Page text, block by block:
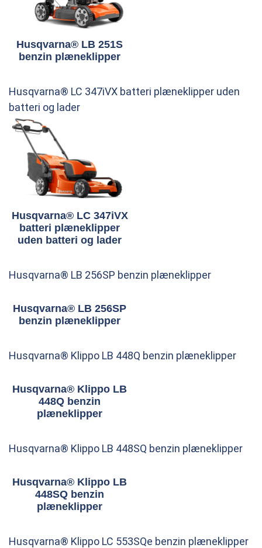
Husqvarna® LB 251S
benzin plæneklipper
Husqvarna® LC 347iVX batteri plæneklipper uden
batteri og lader
Husqvarna® LC 347iVX
batteri plæneklipper
uden batteri og lader
Husqvarna® LB 256SP benzin plæneklipper
Husqvarna® LB 256SP
benzin plæneklipper
Husqvarna® Klippo LB 448Q benzin plæneklipper
Husqvarna® Klippo LB
448Q benzin
plæneklipper
Husqvarna® Klippo LB 448SQ benzin plæneklipper
Husqvarna® Klippo LB
448SQ benzin
plæneklipper
Husqvarna® Klippo LC 553SQe benzin plæneklipper